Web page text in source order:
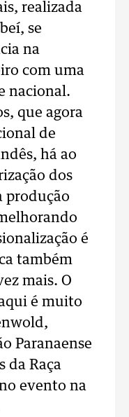
realizada
se
na
com uma
nacional.
que agora
de
há ao
dos
produção
é
também
mais. O
é muito
Paranaense
da Raça
evento na